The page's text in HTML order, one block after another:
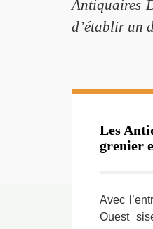
Antiquaires
d’établir un
Les
grenier
Avec
Ouest